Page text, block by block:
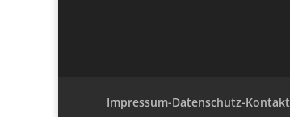
Impressum-Datenschutz-Kontakt